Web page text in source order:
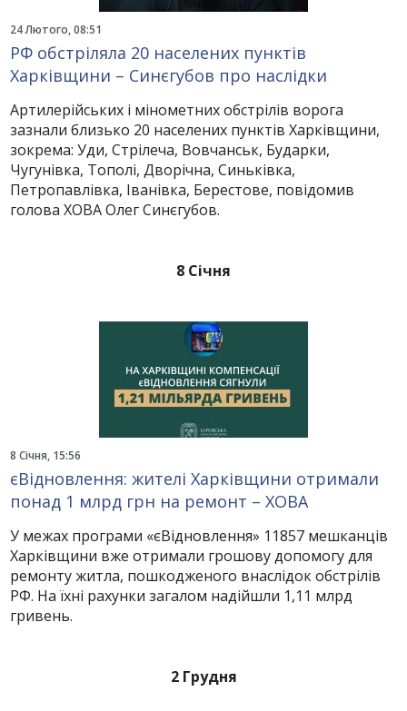
24 Лютого, 08:51
РФ обстріляла 20 населених пунктів
Харківщини – Синєгубов про наслідки
Артилерійських і мінометних обстрілів ворога
зазнали близько 20 населених пунктів Харківщини,
зокрема: Уди, Стрілеча, Вовчанськ, Бударки,
Чугунівка, Тополі, Дворічна, Синьківка,
Петропавлівка, Іванівка, Берестове, повідомив
голова ХОВА Олег Синєгубов.
8 Січня
8 Січня, 15:56
єВідновлення: жителі Харківщини отримали
понад 1 млрд грн на ремонт – ХОВА
У межах програми «єВідновлення» 11857 мешканців
Харківщини вже отримали грошову допомогу для
ремонту житла, пошкодженого внаслідок обстрілів
РФ. На їхні рахунки загалом надійшли 1,11 млрд
гривень.
2 Грудня